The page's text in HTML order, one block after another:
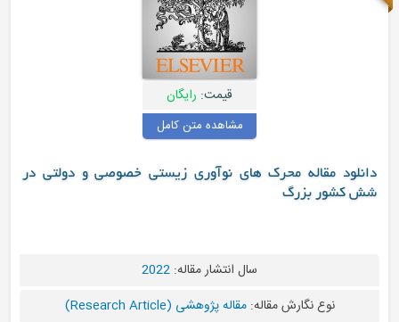
قیمت: رایگان
مشاهده متن کامل
دانلود مقاله محرک های نوآوری زیستی خصوصی و دولتی در
شش کشور بزرگ
سال انتشار مقاله: 2022
نوع نگارش مقاله:مقاله پژوهشی (Research Article)